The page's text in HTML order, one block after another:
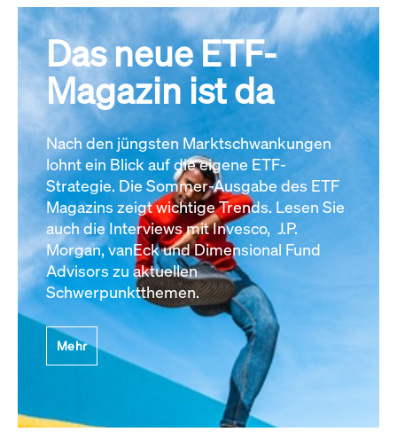
Das neue ETF-
Magazin ist da
Nach den jüngsten Marktschwankungen
lohnt ein Blick auf die eigene ETF-
Strategie. Die Sommer-Ausgabe des ETF
Magazins zeigt wichtige Trends. Lesen Sie
auch die Interviews mit Invesco, J.P.
Morgan, vanEck und Dimensional Fund
Advisors zu aktuellen
Schwerpunktthemen.
Mehr